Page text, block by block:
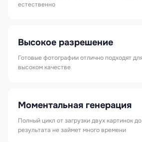
естественно
Высокое разрешение
Готовые фотографии отлично подходят
высоком качестве
Моментальная генерация
Полный цикл от загрузки двух картинок
результата не займет много времени